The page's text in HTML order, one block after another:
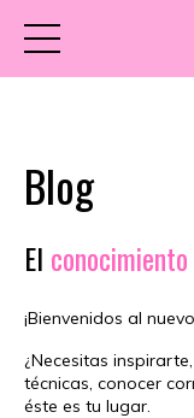
Blog
El conocimiento
¡Bienvenidos al nuevo
¿Necesitas
técnicas, conocer
éste es tu lugar.